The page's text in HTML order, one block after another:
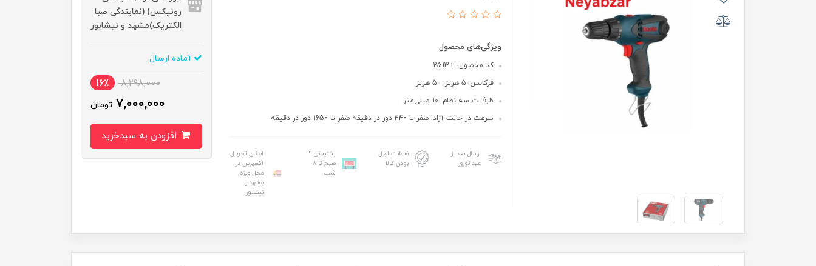
ویژگی‌های محصول
کد محصول: 2513T
فرکانس50 هرتز: 50 هرتز
ظرفیت سه نظام: 10 میلی‌متر
سرعت در حالت آزاد: صفر تا 440 دور در دقیقه صفر تا 1650 دور در دقیقه
ارسال بعد از
عید نوروز
ضمانت اصل
بودن کالا
پشتیبانی 9
صبح تا 8
شب
امکان تحویل
اکسپرس در
محل ویژه
مشهد و
نیشابور
رونیکس) (نمایندگی صبا
الکتریک)مشهد و نیشابور
آماده ارسال
8,298,000 16٪
7,000,000 تومان